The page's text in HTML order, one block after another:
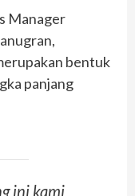
Manager
bentuk
panjang
ini kami